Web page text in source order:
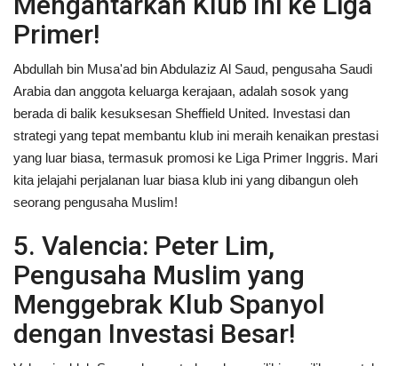
Primer!
Abdullah bin Musa'ad bin Abdulaziz Al Saud, pengusaha Saudi
Arabia dan anggota keluarga kerajaan, adalah sosok yang
berada di balik kesuksesan Sheffield United. Investasi dan
strategi yang tepat membantu klub ini meraih kenaikan prestasi
yang luar biasa, termasuk promosi ke Liga Primer Inggris. Mari
kita jelajahi perjalanan luar biasa klub ini yang dibangun oleh
seorang pengusaha Muslim!
5. Valencia: Peter Lim,
Pengusaha Muslim yang
Menggebrak Klub Spanyol
dengan Investasi Besar!